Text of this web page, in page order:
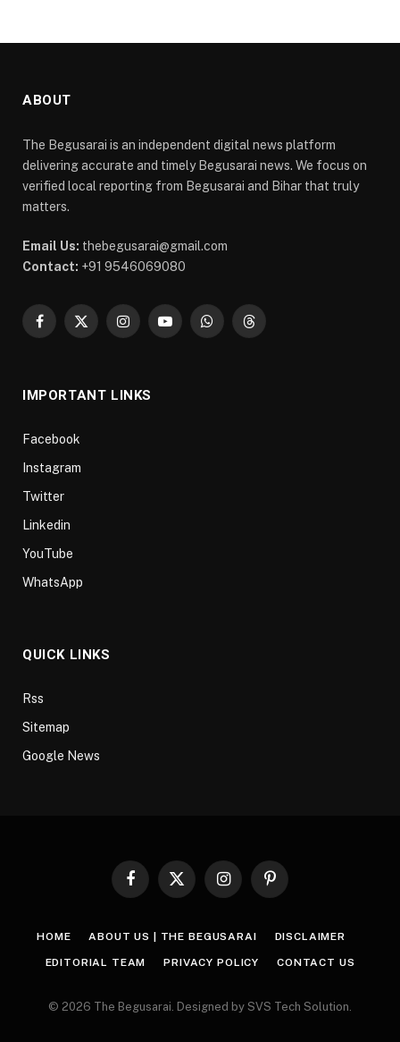
ABOUT
The Begusarai is an independent digital news platform
delivering accurate and timely Begusarai news. We focus on
verified local reporting from Begusarai and Bihar that truly
matters.
Email Us: thebegusarai@gmail.com
Contact: +91 9546069080
Facebook
X
InstagramYouTubeWhatsAppThreads
IMPORTANT LINKS
Facebook
Instagram
Twitter
Linkedin
YouTube
WhatsApp
QUICK LINKS
Rss
Sitemap
Google News
Facebook
X
InstagramPinterest
HOME ABOUT US | THE BEGUSARAI DISCLAIMER
EDITORIAL TEAM PRIVACY POLICY CONTACT US
© 2026 The Begusarai. Designed by SVS Tech Solution.